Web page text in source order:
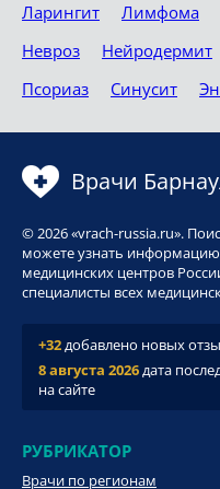
Ларингит
Лимфома
Невроз
Нейродермит
Псориаз
Синусит
Врачи
© 2026 «vrach-russia.ru».
можете узнать
медицинских центров
специалисты всех
+32добавлено новых
8 августа 2026дата
на сайте
РУБРИКАТОР
Врачи по регионам